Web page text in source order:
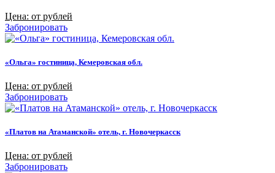
Цена: от рублей
Забронировать
«Ольга» гостиница, Кемеровская обл.
Цена: от рублей
Забронировать
«Платов на Атаманской» отель, г. Новочеркасск
Цена: от рублей
Забронировать